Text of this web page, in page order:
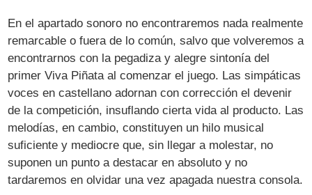
En el apartado sonoro no encontraremos nada realmente
remarcable o fuera de lo común, salvo que volveremos a
encontrarnos con la pegadiza y alegre sintonía del
primer Viva Piñata al comenzar el juego. Las simpáticas
voces en castellano adornan con corrección el devenir
de la competición, insuflando cierta vida al producto. Las
melodías, en cambio, constituyen un hilo musical
suficiente y mediocre que, sin llegar a molestar, no
suponen un punto a destacar en absoluto y no
tardaremos en olvidar una vez apagada nuestra consola.